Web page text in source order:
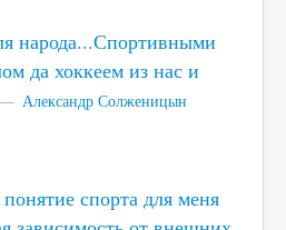
народа...Спортивными
да хоккеем из нас и
Александр Солженицын
спорта для меня